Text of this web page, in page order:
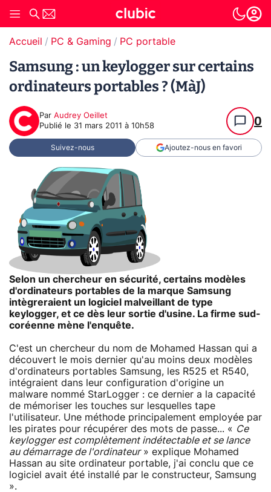
Accueil PC & Gaming PC portable
Samsung : un keylogger sur certains
ordinateurs portables ? (MàJ)
Par Audrey Oeillet
Publié le 31 mars 2011 à 10h58 0
Suivez-nous Ajoutez-nous en favori
Selon un chercheur en sécurité, certains modèles
d'ordinateurs portables de la marque Samsung
intègreraient un logiciel malveillant de type
keylogger, et ce dès leur sortie d'usine. La firme sud-
coréenne mène l'enquête.
C'est un chercheur du nom de Mohamed Hassan qui a
découvert le mois dernier qu'au moins deux modèles
d'ordinateurs portables Samsung, les R525 et R540,
intégraient dans leur configuration d'origine un
malware nommé StarLogger : ce dernier a la capacité
de mémoriser les touches sur lesquelles tape
l'utilisateur. Une méthode principalement employée par
les pirates pour récupérer des mots de passe... « Ce
keylogger est complètement indétectable et se lance
au démarrage de l'ordinateur» explique Mohamed
Hassan au site ordinateur portable, j'ai conclu que ce
logiciel avait été installé par le constructeur, Samsung
».